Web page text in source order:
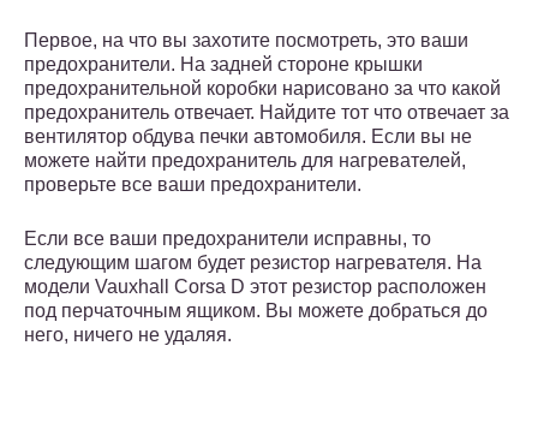
Первое, на что вы захотите посмотреть, это ваши
предохранители. На задней стороне крышки
предохранительной коробки нарисовано за что какой
предохранитель отвечает. Найдите тот что отвечает за
вентилятор обдува печки автомобиля. Если вы не
можете найти предохранитель для нагревателей,
проверьте все ваши предохранители.
Если все ваши предохранители исправны, то
следующим шагом будет резистор нагревателя. На
модели Vauxhall Corsa D этот резистор расположен
под перчаточным ящиком. Вы можете добраться до
него, ничего не удаляя.